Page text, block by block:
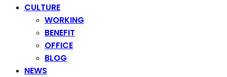
CULTURE
WORKING
BENEFIT
OFFICE
BLOG
NEWS